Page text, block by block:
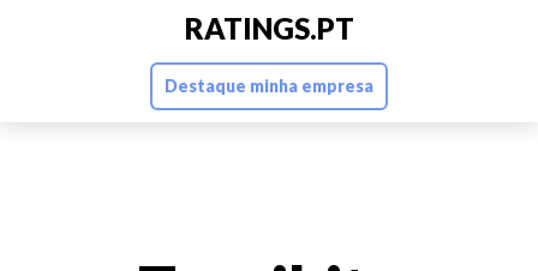
RATINGS.PT
Destaque minha empresa